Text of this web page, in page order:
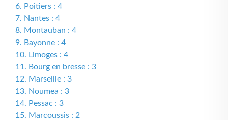
6. Poitiers : 4
7. Nantes : 4
8. Montauban : 4
9. Bayonne : 4
10. Limoges : 4
11. Bourg en bresse : 3
12. Marseille : 3
13. Noumea : 3
14. Pessac : 3
15. Marcoussis : 2